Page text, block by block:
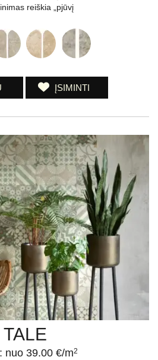
reiškia „pjūvį
ĮSIMINTI
TALE
nuo 39.00 €/m2